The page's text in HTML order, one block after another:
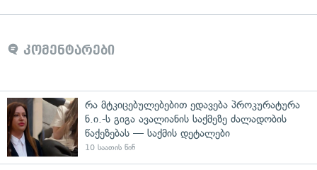
კომენტარები
რა მტკიცებულებებით ედავება პროკურატურა
ნ.ი.-ს გიგა ავალიანის საქმეზე ძალადობის
წაქეზებას — საქმის დეტალები
10 საათის წინ